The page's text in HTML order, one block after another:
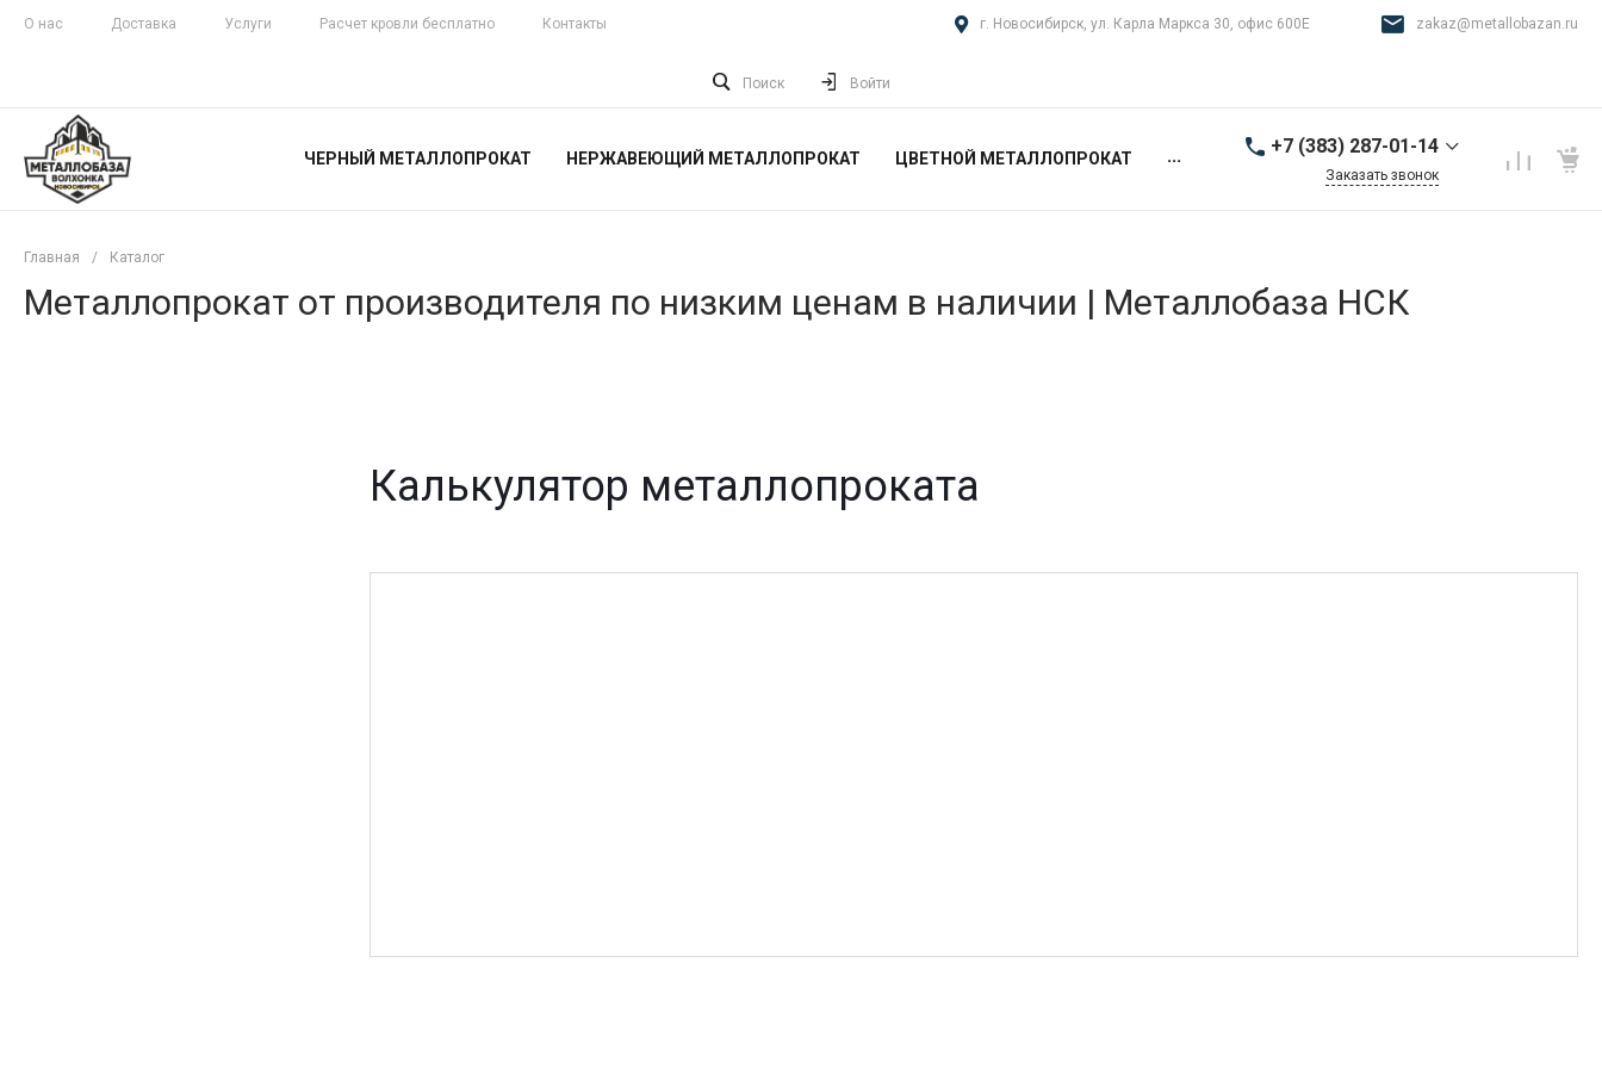
О нас Доставка Услуги Расчет кровли бесплатно Контакты г. Новосибирск, ул. Карла Маркса 30, офис 600Е zakaz@metallobazan.ru
Поиск Войти
ЧЕРНЫЙ МЕТАЛЛОПРОКАТ НЕРЖАВЕЮЩИЙ МЕТАЛЛОПРОКАТ ЦВЕТНОЙ МЕТАЛЛОПРОКАТ ... +7 (383) 287-01-14
9:00-18:00 пн-пт
Заказать звонок
Главная / Каталог
Металлопрокат от производителя по низким ценам в наличии | Металлобаза НСК
Калькулятор металлопроката